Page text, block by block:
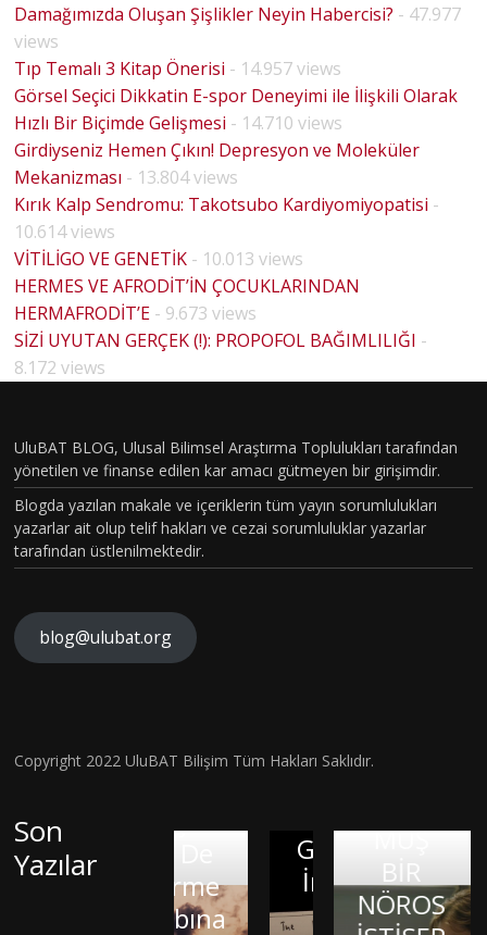
Damağımızda Oluşan Şişlikler Neyin Habercisi? - 47.977
views
Tıp Temalı 3 Kitap Önerisi - 14.957 views
Görsel Seçici Dikkatin E-spor Deneyimi ile İlişkili Olarak
Hızlı Bir Biçimde Gelişmesi - 14.710 views
Girdiyseniz Hemen Çıkın! Depresyon ve Moleküler
Mekanizması - 13.804 views
Kırık Kalp Sendromu: Takotsubo Kardiyomiyopatisi -
10.614 views
VİTİLİGO VE GENETİK - 10.013 views
HERMES VE AFRODİT’İN ÇOCUKLARINDAN
HERMAFRODİT’E - 9.673 views
SİZİ UYUTAN GERÇEK (!): PROPOFOL BAĞIMLILIĞI -
8.172 views
UluBAT BLOG, Ulusal Bilimsel Araştırma Toplulukları tarafından
yönetilen ve finanse edilen kar amacı gütmeyen bir girişimdir.
Blogda yazılan makale ve içeriklerin tüm yayın sorumlulukları
yazarlar ait olup telif hakları ve cezai sorumluluklar yazarlar
tarafından üstlenilmektedir.
blog@ulubat.org
Copyright 2022 UluBAT Bilişim Tüm Hakları Saklıdır.
Son
Yazılar
Hava
Gerçekt
en De
Görme
İnsan:
Brad
Robot
Organiz
malar:
KIRIK
HOUSE
MD
BÖLÜM
VAKASI
GERÇEK
OLDU :
TÜRKİY
KTANISI
MUŞ
NÖROS
Milet
Okulun